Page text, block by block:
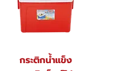
กระติกน้ำแข็ง